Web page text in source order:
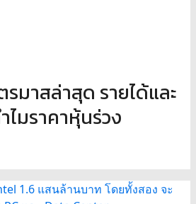
รมาสล่าสุด รายได้และ
ไมราคาหุ้นร่วง